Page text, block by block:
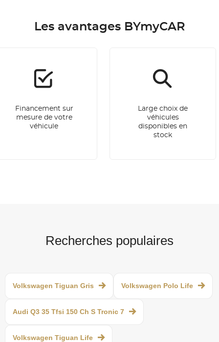
Les avantages BYmyCAR
Financement sur
mesure de votre
véhicule
Large choix de
véhicules
disponibles en
stock
Recherches populaires
Volkswagen Tiguan Gris Volkswagen Polo Life
Audi Q3 35 Tfsi 150 Ch S Tronic 7
Volkswagen Tiguan Life